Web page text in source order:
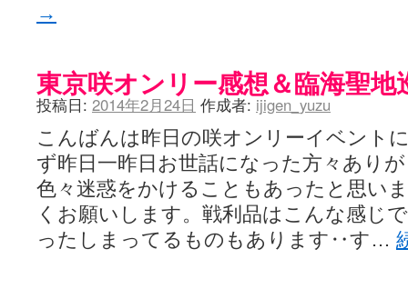
Hinamado blog - 咲-Saki- / リハビリテーション (04:56)
咲ワン・neo[仮] / 私事。 (01:19)
EL HOLAZO - 咲-Saki- / 吉野から上り方面の帰り道、亀山JCT-四日市
何の変哲もない咲の地名紹介 / 小鍛治さんが通っていた小学校 茨城
咲-Saki-.長野編をにょろんと見てみるブログ - 咲-Saki- / 第143局[応変]
まったり咲SS他ブログ - 咲-Saki- / 照と洋榎のANN第9回
(09:00)
咲-Saki-カツゲン備忘録 / 咲-Saki-154局 【奮起】 マジかー！ (13:30)
百合っぽいぶろぐ - 咲-Saki- / シノハユ the down of age 5巻 (06:32)
あかどる日和 - 咲-saki- / 【今回は考察ではなく】原村和-のどっち-の
妥当麻雀界ブログ / コミックマーケット８９に参加します
(11:00)
咲-saki-速報 / 一時休止のお知らせ (08:26)
→
東京咲オンリー感想＆臨海聖地
投稿日: 2014年2月24日 作成者: ijigen_yuzu
こんばんは昨日の咲オンリーイベント
ず昨日一昨日お世話になった方々あり
色々迷惑をかけることもあったと思い
くお願いします。戦利品はこんな感じ
ったしまってるものもあります‥す…